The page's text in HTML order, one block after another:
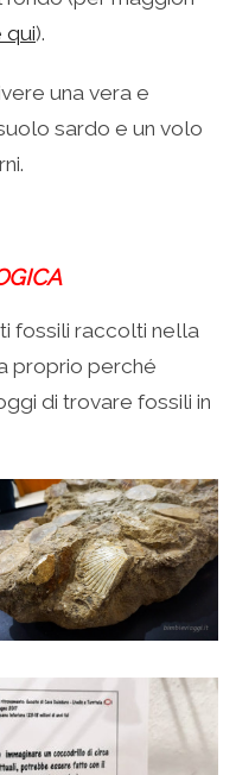
qui).
una vera e
sardo e un volo
fossili raccolti nella
proprio perché
di trovare fossili in